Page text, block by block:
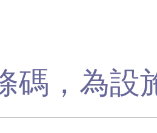
碼，為設